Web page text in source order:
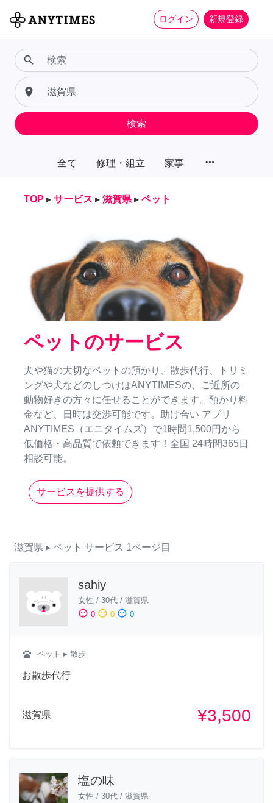
ログイン 新規登録
全て 修理・組立 家事 more_horiz
search
place
検索
TOP ▸ サービス ▸ 滋賀県 ▸ ペット
ペットのサービス
犬や猫の大切なペットの預かり、散歩代行、トリミ
ングや犬などのしつけはANYTIMESの、ご近所の
動物好きの方々に任せることができます。預かり料
金など、日時は交渉可能です。助け合い アプリ
ANYTIMES（エニタイムズ）で1時間1,500円から
低価格・高品質で依頼できます！全国 24時間365日
相談可能。
サービスを提供する
滋賀県 ▸ ペット サービス 1ページ目
sahiy
女性 / 30代 / 滋賀県
sentiment_satisfied 0 sentiment_neutral 0 sentiment_dissatisfied 0
pets ペット ▸ 散歩
お散歩代行
滋賀県 ¥3,500
塩の味
女性 / 30代 / 滋賀県